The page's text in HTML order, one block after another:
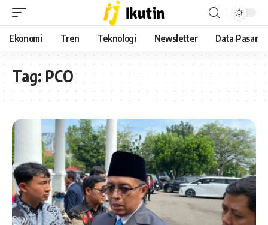
Ekonomi Tren Teknologi Newsletter Data Pasar
Tag: PCO